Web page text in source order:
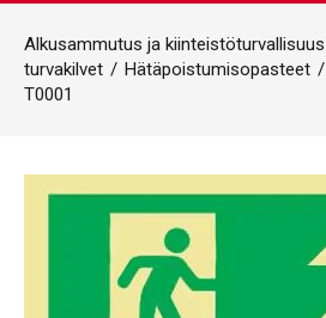
Alkusammutus ja kiinteistöturvallisuus
turvakilvet / Hätäpoistumisopasteet /
T0001